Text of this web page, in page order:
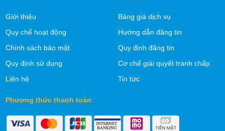
Giới thiệu
Quy chế hoạt động
Chính sách bảo mật
Quy định sử dụng
Liên hệ
Bảng giá dịch vụ
Hướng dẫn đăng tin
Quy định đăng tin
Cơ chế giải quyết tranh chấp
Tin tức
Phương thức thanh toán